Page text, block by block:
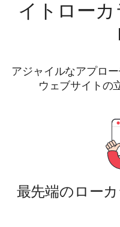
イトロー
アジャイルなアプロ
ウェブサイトの
最先端のロー